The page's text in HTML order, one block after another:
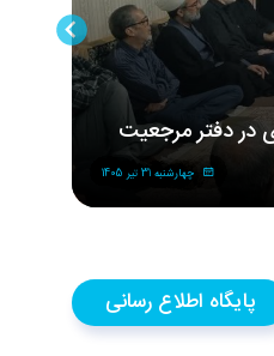
در دفتر مرجعیت
چهارشنبه 31 تیر 1405
پایگاه اطلاع رسانی